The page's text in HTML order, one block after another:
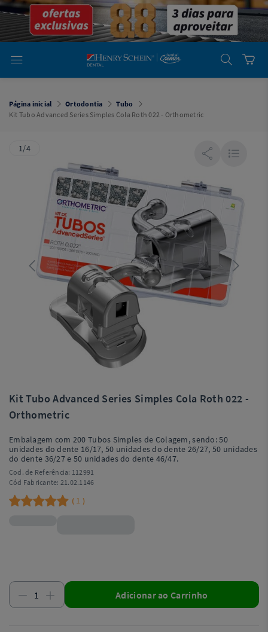
emDental
Cremer -
Henry Schein
Laboratório
Laboratório
Cremer -
Henry Schein
Você está
emDental
Cremer
Simples
Dental
Software
Odontológico
Página inicial Ortodontia
Tubo
Kit Tubo Advanced Series Simples Cola Roth 022 - Orthometric
1/4
Kit Tubo Advanced Series Simples Cola Roth 022 -
Orthometric
Embalagem com 200 Tubos Simples de Colagem, sendo: 50
unidades do dente 16/17, 50 unidades do dente 26/27, 50 unidades
do dente 36/27 e 50 unidades do dente 46/47.
Cod. de Referência: 112991
Cód Fabricante: 21.02.1146
( 1 )
Adicionar ao Carrinho